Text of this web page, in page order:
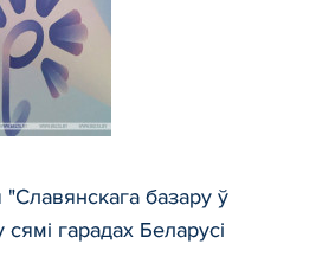
базару ў
гарадах Беларусі